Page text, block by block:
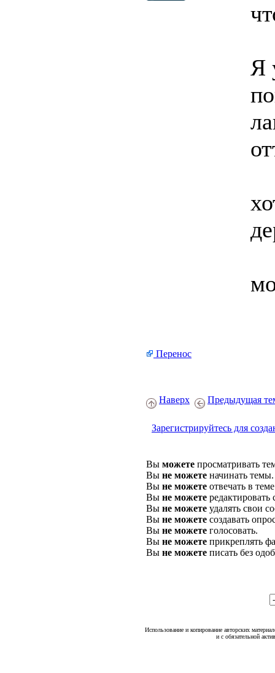
Я
Перенос
Наверх Предыдущая
Зарегистрируйтесь для
Вы можете просматривать
Вы не можете начинать темы.
Вы не можете отвечать в
Вы не можете
Вы не можете удалять свои
Вы не можете создавать
Вы не можете голосовать.
Вы не можете прикреплять
Вы не можете писать без
Использование и копирование авторских
и с обязательной